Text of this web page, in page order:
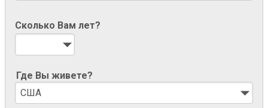
Сколько Вам лет?
Где Вы живете?